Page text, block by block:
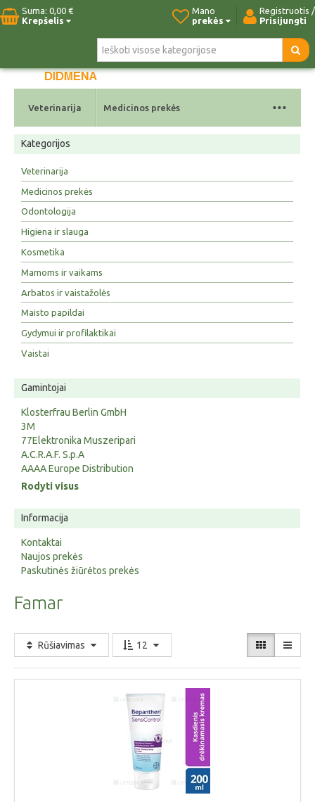
Suma: 0,00 €
Krepšelis
Registruotis /
Prisijungti
Mano
prekės
Pradžia Naujos prekės Kontaktai
Veterinarija Medicinos prekės ...
Kategorijos
Veterinarija
Medicinos prekės
Odontologija
Higiena ir slauga
Kosmetika
Mamoms ir vaikams
Arbatos ir vaistažolės
Maisto papildai
Gydymui ir profilaktikai
Vaistai
Gamintojai
Klosterfrau Berlin GmbH
3M
77Elektronika Muszeripari
A.C.R.A.F. S.p.A
AAAA Europe Distribution
Rodyti visus
Informacija
Kontaktai
Naujos prekės
Paskutinės žiūrėtos prekės
Famar
Rūšiavimas 12